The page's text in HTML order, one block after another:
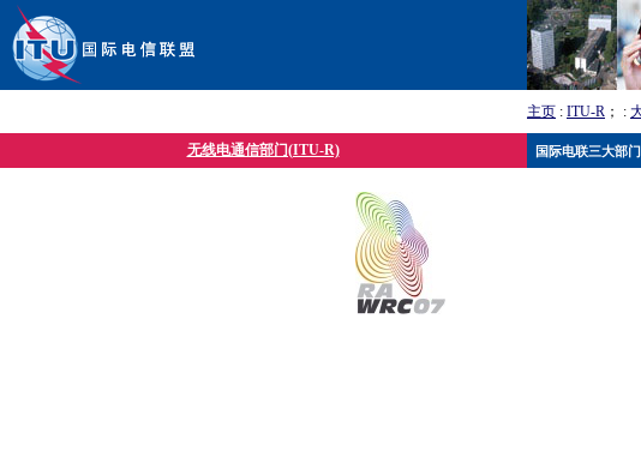
主页 : ITU-R ； :
无线电通信部门(ITU-R) 国际电联三大部门